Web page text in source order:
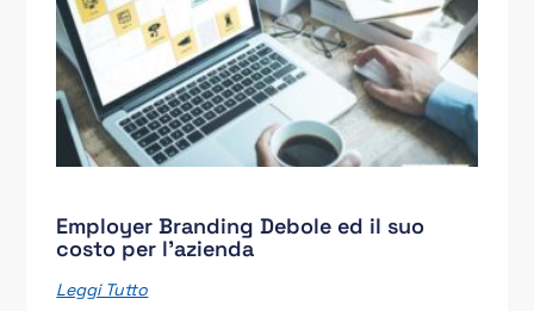
Employer Branding Debole ed il suo
costo per l’azienda
Leggi Tutto